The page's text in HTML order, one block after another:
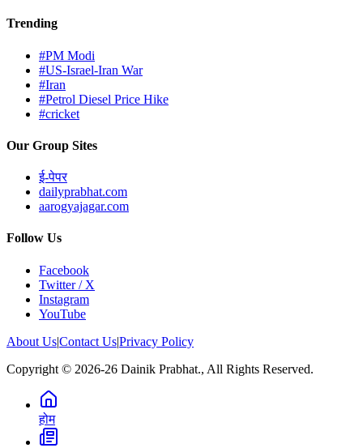
Trending
#PM Modi
#US-Israel-Iran War
#Iran
#Petrol Diesel Price Hike
#cricket
Our Group Sites
ई-पेपर
dailyprabhat.com
aarogyajagar.com
Follow Us
Facebook
Twitter / X
Instagram
YouTube
About Us|Contact Us|Privacy Policy
Copyright © 2026-26 Dainik Prabhat., All Rights Reserved.
होम